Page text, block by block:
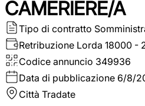
CAMERIERE/A
Tipo di contratto
Retribuzione Lorda 18000 -
Codice annuncio 349936
Data di pubblicazione 6/8/
Città Tradate